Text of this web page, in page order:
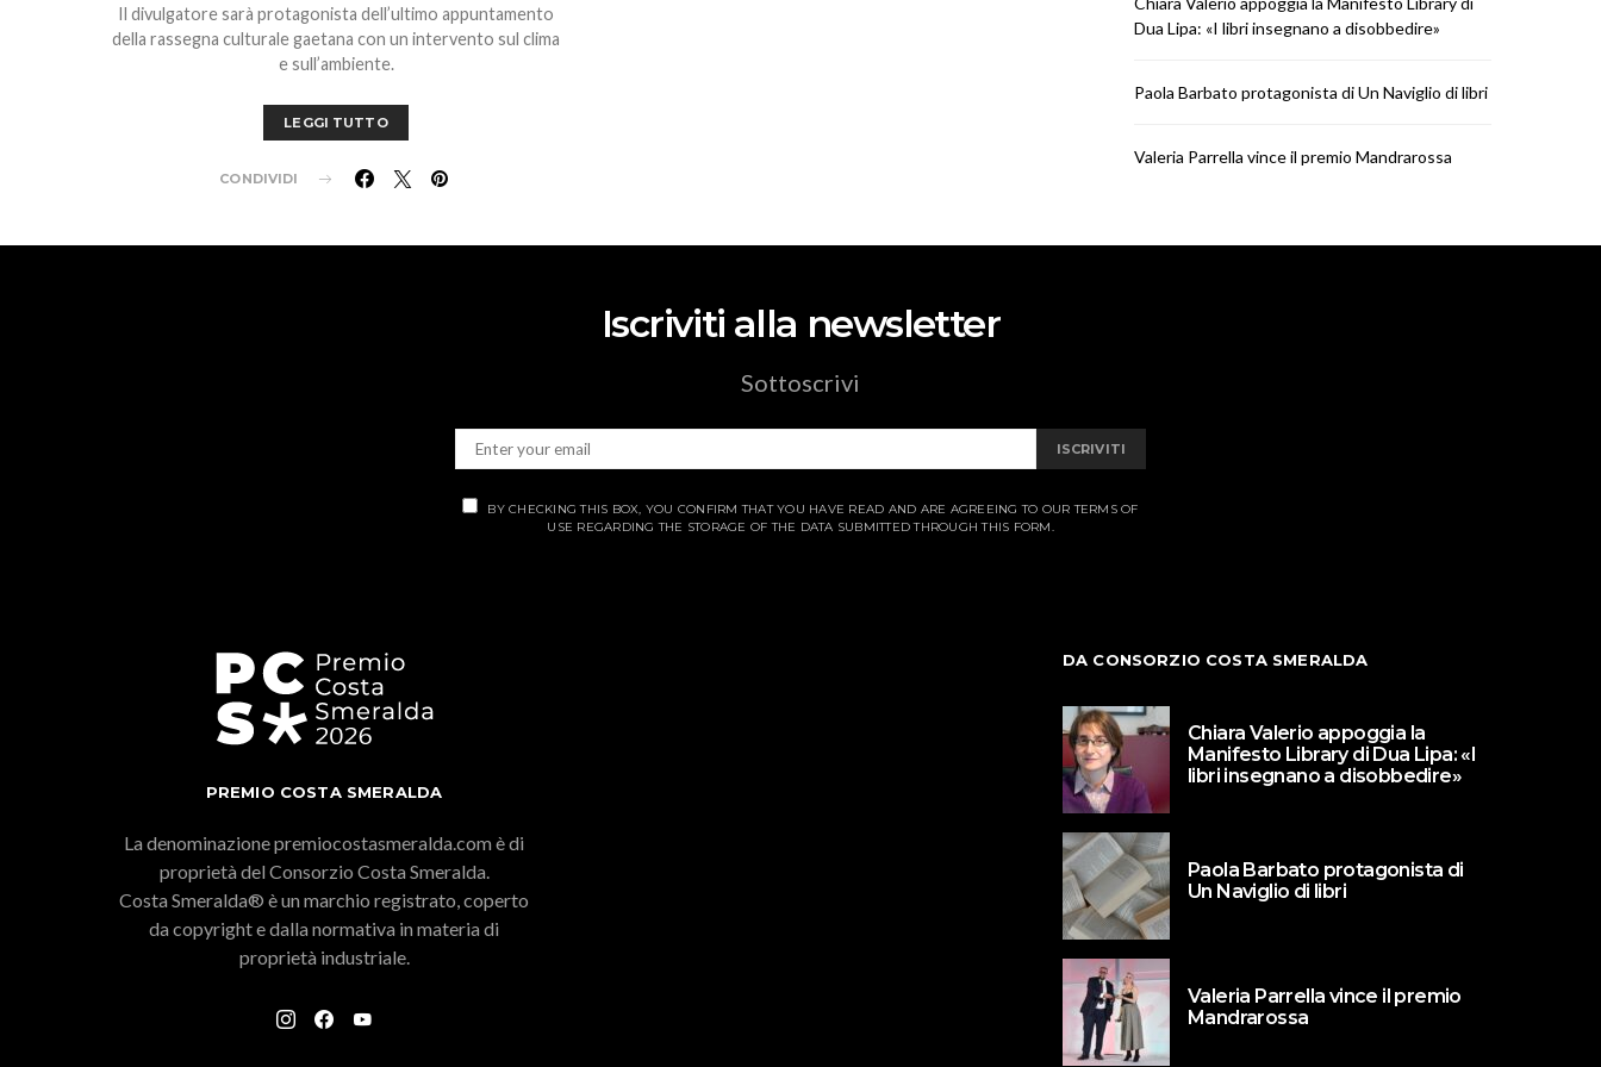
Il divulgatore sarà protagonista dell’ultimo appuntamento
della rassegna culturale gaetana con un intervento sul clima
e sull’ambiente.
LEGGI TUTTO
CONDIVIDI
Dua Lipa: «I libri insegnano a disobbedire»
Paola Barbato protagonista di Un Naviglio di libri
Valeria Parrella vince il premio Mandrarossa
Iscriviti alla newsletter
Sottoscrivi
ISCRIVITI
BY CHECKING THIS BOX, YOU CONFIRM THAT YOU HAVE READ AND ARE AGREEING TO OUR TERMS OF
USE REGARDING THE STORAGE OF THE DATA SUBMITTED THROUGH THIS FORM.
PREMIO COSTA SMERALDA
La denominazione premiocostasmeralda.com è di
proprietà del Consorzio Costa Smeralda.
Costa Smeralda® è un marchio registrato, coperto
da copyright e dalla normativa in materia di
proprietà industriale.
DA CONSORZIO COSTA SMERALDA
Chiara Valerio appoggia la
Manifesto Library di Dua Lipa: «I
libri insegnano a disobbedire»
Paola Barbato protagonista di
Un Naviglio di libri
Valeria Parrella vince il premio
Mandrarossa